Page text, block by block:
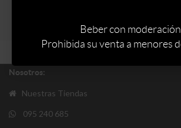
Nosotros:
Nuestras Tiendas
095 240 685
Beber con
Prohibida su venta a menores